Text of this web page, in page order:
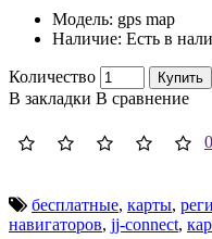
Модель: gps map
Наличие: Есть в
Количество Купить
В закладки В сравнение
бесплатные, карты,
навигаторов, jj-connect,